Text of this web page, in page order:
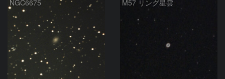
NGC6675 M57 リング星雲